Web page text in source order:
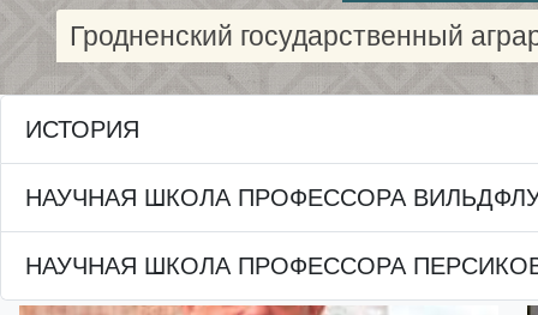
Гродненский государственный
ИСТОРИЯ
НАУЧНАЯ ШКОЛА ПРОФЕССОРА
НАУЧНАЯ ШКОЛА ПРОФЕССОРА